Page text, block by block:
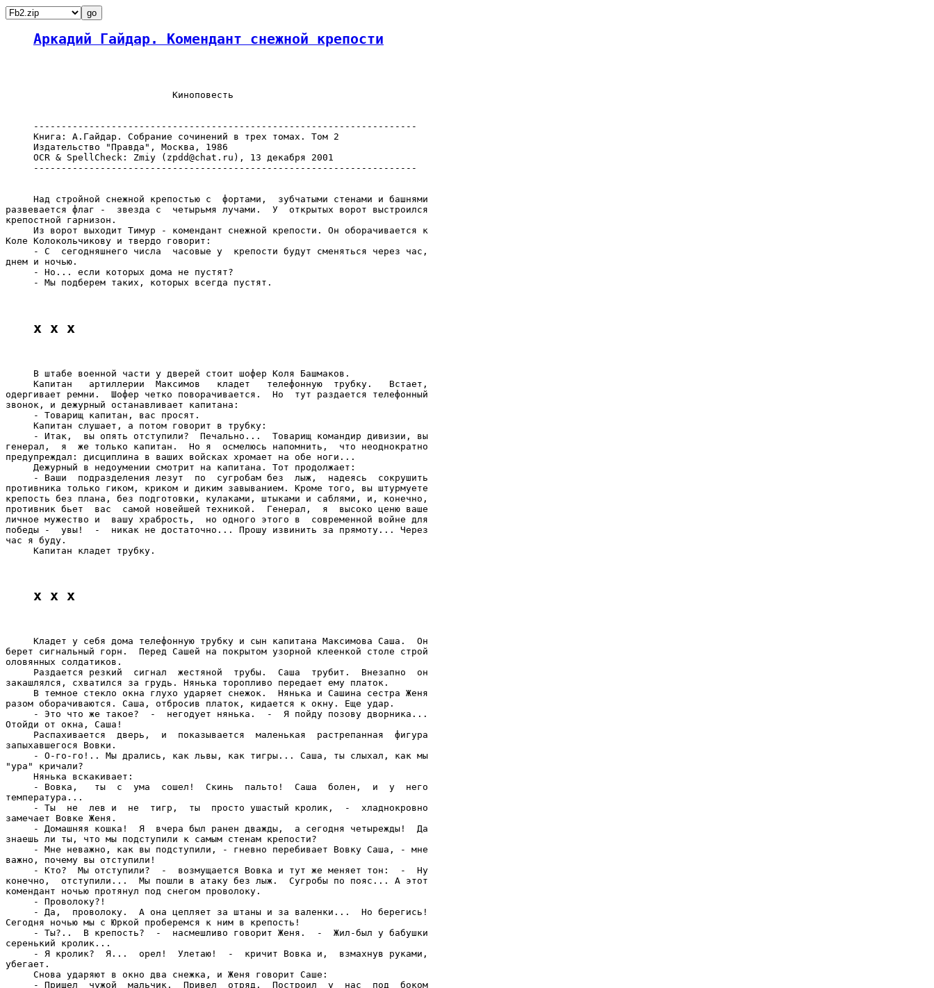
Аркадий Гайдар. Комендант снежной крепости
                              Киноповесть
     ---------------------------------------------------------------------
     Книга: А.Гайдар. Собрание сочинений в трех томах. Том 2
     Издательство "Правда", Москва, 1986
     OCR & SpellCheck: Zmiy (zpdd@chat.ru), 13 декабря 2001
     ---------------------------------------------------------------------
     Над стройной снежной крепостью с  фортами,  зубчатыми стенами и башнями
развевается флаг -  звезда с  четырьмя лучами.  У  открытых ворот выстроился
крепостной гарнизон.
     Из ворот выходит Тимур - комендант снежной крепости. Он оборачивается к
Коле Колокольчикову и твердо говорит:
     - С  сегодняшнего числа  часовые у  крепости будут сменяться через час,
днем и ночью.
     - Но... если которых дома не пустят?
     - Мы подберем таких, которых всегда пустят.
x x x
     В штабе военной части у дверей стоит шофер Коля Башмаков.
     Капитан   артиллерии  Максимов   кладет   телефонную  трубку.   Встает,
одергивает ремни.  Шофер четко поворачивается.  Но  тут раздается телефонный
звонок, и дежурный останавливает капитана:
     - Товарищ капитан, вас просят.
     Капитан слушает, а потом говорит в трубку:
     - Итак,  вы опять отступили?  Печально...  Товарищ командир дивизии, вы
генерал,  я  же только капитан.  Но я  осмелюсь напомнить,  что неоднократно
предупреждал: дисциплина в ваших войсках хромает на обе ноги...
     Дежурный в недоумении смотрит на капитана. Тот продолжает:
     - Ваши  подразделения лезут  по  сугробам без  лыж,  надеясь  сокрушить
противника только гиком, криком и диким завыванием. Кроме того, вы штурмуете
крепость без плана, без подготовки, кулаками, штыками и саблями, и, конечно,
противник бьет  вас  самой новейшей техникой.  Генерал,  я  высоко ценю ваше
личное мужество и  вашу храбрость,  но одного этого в  современной войне для
победы -  увы!  -  никак не достаточно... Прошу извинить за прямоту... Через
час я буду.
     Капитан кладет трубку.
x x x